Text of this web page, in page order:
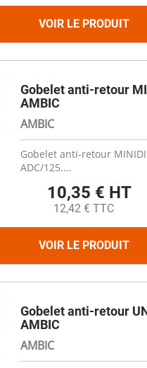
VOIR LE PRODUIT
Gobelet anti-retour
AMBIC
AMBIC
Gobelet anti-retour
ADC/125....
10,35 € HT
12,42 € TTC
VOIR LE PRODUIT
Gobelet anti-retour
AMBIC
AMBIC